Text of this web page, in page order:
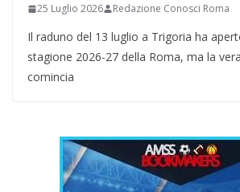
25 Luglio 2026 Redazione Conosci Roma
Il raduno del 13 luglio a Trigoria ha
stagione 2026-27 della Roma, ma la
comincia